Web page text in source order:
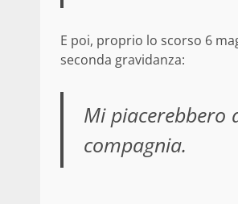
E poi, proprio lo scorso 6
seconda gravidanza:
Mi piacerebbero
compagnia.